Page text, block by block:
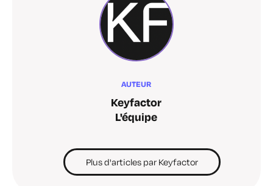
AUTEUR
Keyfactor
L'équipe
Plus d'articles par Keyfactor